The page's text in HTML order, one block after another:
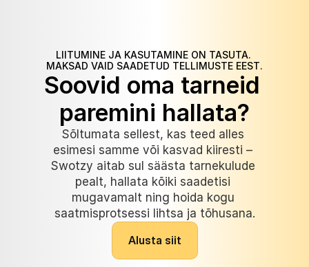
LIITUMINE JA KASUTAMINE ON TASUTA.
MAKSAD VAID SAADETUD TELLIMUSTE EEST.
Soovid oma tarneid
paremini hallata?
Sõltumata sellest, kas teed alles
esimesi samme või kasvad kiiresti –
Swotzy aitab sul säästa tarnekulude
pealt, hallata kõiki saadetisi
mugavamalt ning hoida kogu
saatmisprotsessi lihtsa ja tõhusana.
Alusta siit